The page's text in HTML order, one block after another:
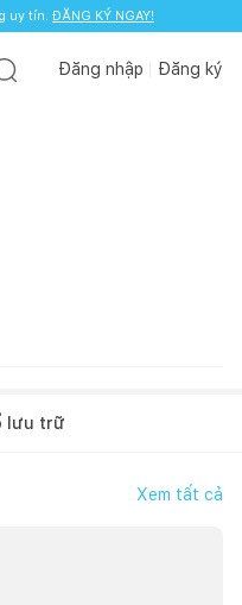
uy tín. ĐĂNG KÝ NGAY!
Đăng nhập Đăng ký
lưu trữ
Xem tất cả